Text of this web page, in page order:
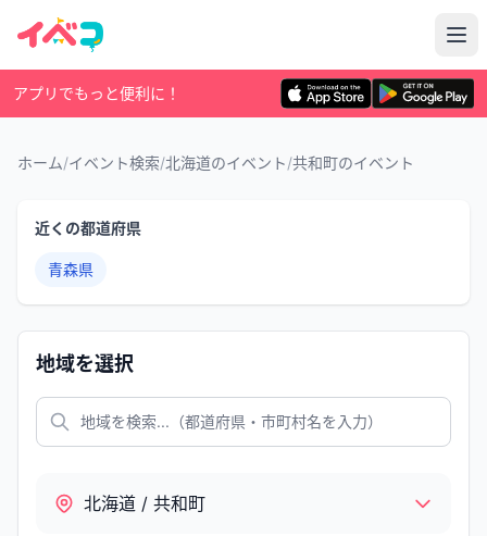
アプリでもっと便利に！
ホーム/イベント検索/北海道のイベント/共和町のイベント
近くの都道府県
青森県
地域を選択
北海道 / 共和町